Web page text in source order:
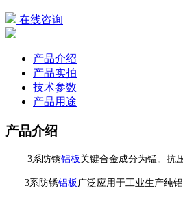
在线咨询
产品介绍
产品实拍
技术参数
产品用途
产品介绍
3系防锈铝板 关键合金成分为锰。抗
3系防锈铝板 广泛应用于工业生产纯